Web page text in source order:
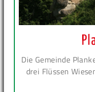
Die Gemeinde
drei Flüssen